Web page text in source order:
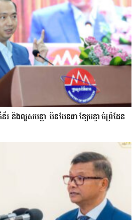
រ និងលួសបន្លា មិនមែនជាខ្សែបន្ទាត់ព្រំដែន